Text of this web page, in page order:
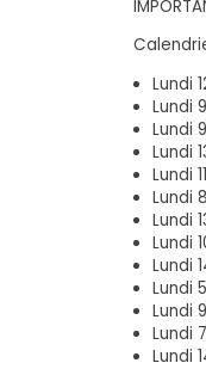
Lundi
Lundi
Lundi
Lundi
Lundi
Lundi
Lundi
Lundi
Lundi
Lundi
Lundi
Lundi
Lundi